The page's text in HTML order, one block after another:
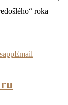
roka
Email